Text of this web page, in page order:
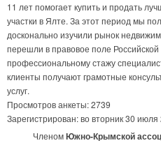
11 лет помогает купить и продать
участки в Ялте. За этот период мы
досконально изучили рынок
перешли в правовое поле
профессиональному стажу
клиенты получают грамотные
услуг.
Просмотров анкеты:2739
Зарегистрирован:во вторник 30 июля
ЧленомЮжно-Крымской